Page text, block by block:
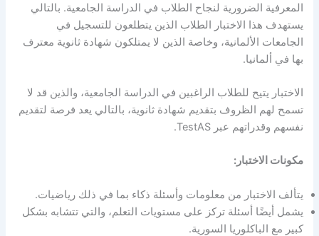
المعرفية الضرورية لنجاح الطلاب في الدراسة الجامعية. بالتالي
يستهدف هذا الاختبار الطلاب الذين يتطلعون للتسجيل في
الجامعات الألمانية، وخاصة الذين لا يمتلكون شهادة ثانوية معترف
بها في ألمانيا.
الاختبار يتيح للطلاب الراغبين في الدراسة الجامعية، والذين قد لا
تسمح لهم الظروف بتقديم شهادة ثانوية، بالتالي يعد فرصة لتقديم
نفسهم وقدراتهم عبر TestAS.
مكونات الاختبار:
يتألف الاختبار من معلومات وأسئلة ذكاء بما في ذلك رياضيات.
يشمل أيضًا أسئلة تركز على مستويات التعلم، والتي تتشابه بشكل
كبير مع الباكلوريا السورية.